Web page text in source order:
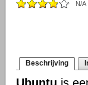
N/A
Beschrijving